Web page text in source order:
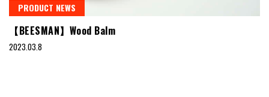
PRODUCT NEWS
【BEESMAN】Wood Balm
2023.03.8